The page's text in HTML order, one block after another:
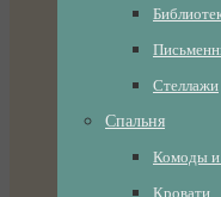
Стеллажи
Спальня
Комоды и
Кровати